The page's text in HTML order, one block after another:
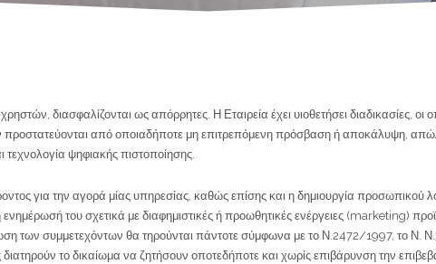
διασφαλίζονται ως απόρρητες. Η Εταιρεία έχει υιοθετήσει διαδικασίες,
από οποιαδήποτε μη επιτρεπόμενη πρόσβαση ή αποκάλυψη,
τεχνολογία ψηφιακής πιστοποίησης.
για την αγορά μίας υπηρεσίας, καθώς επίσης και η δημιουργία προσωπικού
του σχετικά με διαφημιστικές ή προωθητικές ενέργειες (marketing)
των συμμετεχόντων θα τηρούνται πάντοτε σύμφωνα με το Ν.2472/1997, το Ν.
το δικαίωμα να ζητήσουν οποτεδήποτε και χωρίς επιβάρυνση την